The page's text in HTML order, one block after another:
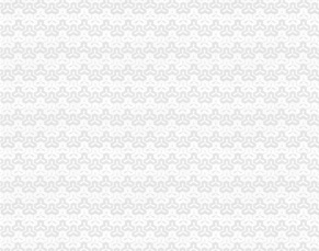
怎么查询公司是不是一般纳税人_百度经验
一般纳税人查询
一般纳税人查询
一般纳税人查询
一般纳税人查询。。
纳税人识别号查询_企业税号查询_一般纳税人查询
江苏省国家税务局门户网站一般纳税人查询
一般纳税人查询
河南一般纳税人资格查询入口_河南会计网
浙江一般纳税人资格查询
山东省一般纳税人资格查询